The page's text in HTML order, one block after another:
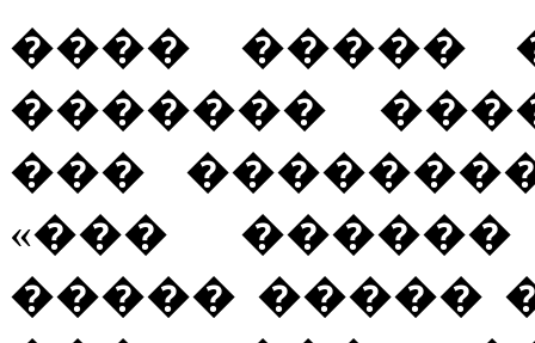
���� �����
�������
���
«���
����� �����